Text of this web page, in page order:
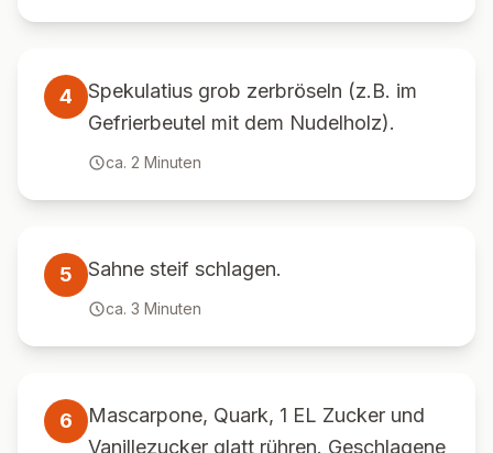
4
Spekulatius grob zerbröseln (z.B. im
Gefrierbeutel mit dem Nudelholz).
ca. 2 Minuten
5 Sahne steif schlagen.
ca. 3 Minuten
6
Mascarpone, Quark, 1 EL Zucker und
Vanillezucker glatt rühren. Geschlagene